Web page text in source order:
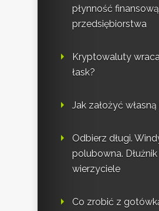
płynność
przedsiębiorstwa
Kryptowaluty
łask?
Jak założyć
Odbierz długi.
polubowna. Dłużnik
wierzyciele
Co zrobić z